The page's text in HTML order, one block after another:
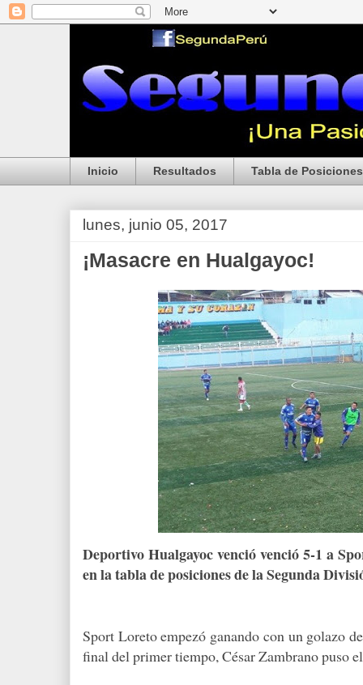
Inicio Resultados Tabla de Posiciones
lunes, junio 05, 2017
¡Masacre en Hualgayoc!
Deportivo Hualgayoc venció venció 5-1 a
en la tabla de posiciones de la Segunda
Sport Loreto empezó ganando con un golazo
final del primer tiempo, César Zambrano puso